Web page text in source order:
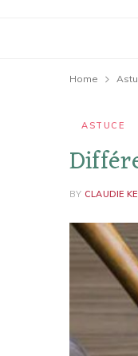
Home
ASTUCE
BY CLAUDIE